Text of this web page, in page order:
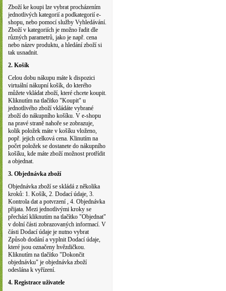
Zboží ke koupi lze vybrat procházením
jednotlivých kategorií a podkategorií e-
shopu, nebo pomocí služby Vyhledávání.
Zboží v kategoriích je možno řadit dle
různých parametrů, jako je např. cena
nebo název produktu, a hledání zboží si
tak usnadnit.
2. Košík
Celou dobu nákupu máte k dispozici
virtuální nákupní košík, do kterého
můžete vkládat zboží, které chcete koupit.
Kliknutím na tlačítko "Koupit" u
jednotlivého zboží vkládáte vybrané
zboží do nákupního košíku. V e-shopu
na pravé straně nahoře se zobrazuje,
kolik položek máte v košíku vloženo,
popř. jejich celková cena. Klinutím na
počet položek se dostanete do nákupního
košíku, kde máte zboží možnost protřídit
a objednat.
3. Objednávka zboží
Objednávka zboží se skládá z několika
kroků: 1. Košík, 2. Dodací údaje, 3.
Kontrola dat a potvrzení , 4. Objednávka
přijata. Mezi jednotlivými kroky se
přechází kliknutím na tlačítko "Objednat"
v dolní části zobrazovaných informací. V
části Dodací údaje je nutno vybrat
Způsob dodání a vyplnit Dodací údaje,
které jsou označeny hvězdičkou.
Kliknutím na tlačítko "Dokončit
objednávku" je objednávka zboží
odeslána k vyřízení.
4. Registrace uživatele